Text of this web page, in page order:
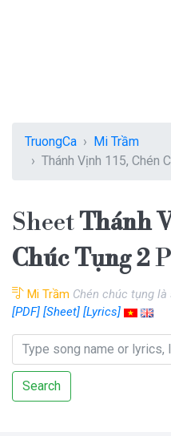
TruongCa
Mi Trầm
Thánh Vịnh 115, Chén
SheetThánh
Chúc Tụng 2
Mi Trầm Chén chúc tụng
[PDF] [Sheet] [Lyrics]
Search